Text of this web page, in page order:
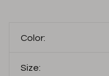
Color:
Size: